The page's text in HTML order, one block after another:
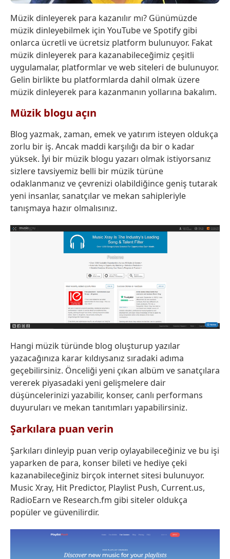
Müzik dinleyerek para kazanılır mı? Günümüzde
müzik dinleyebilmek için YouTube ve Spotify gibi
onlarca ücretli ve ücretsiz platform bulunuyor. Fakat
müzik dinleyerek para kazanabileceğimiz çeşitli
uygulamalar, platformlar ve web siteleri de bulunuyor.
Gelin birlikte bu platformlarda dahil olmak üzere
müzik dinleyerek para kazanmanın yollarına bakalım.
Müzik blogu açın
Blog yazmak, zaman, emek ve yatırım isteyen oldukça
zorlu bir iş. Ancak maddi karşılığı da bir o kadar
yüksek. İyi bir müzik blogu yazarı olmak istiyorsanız
sizlere tavsiyemiz belli bir müzik türüne
odaklanmanız ve çevrenizi olabildiğince geniş tutarak
yeni insanlar, sanatçılar ve mekan sahipleriyle
tanışmaya hazır olmalısınız.
Hangi müzik türünde blog oluşturup yazılar
yazacağınıza karar kıldıysanız sıradaki adıma
geçebilirsiniz. Önceliği yeni çıkan albüm ve sanatçılara
vererek piyasadaki yeni gelişmelere dair
düşüncelerinizi yazabilir, konser, canlı performans
duyuruları ve mekan tanıtımları yapabilirsiniz.
Şarkılara puan verin
Şarkıları dinleyip puan verip oylayabileceğiniz ve bu işi
yaparken de para, konser bileti ve hediye çeki
kazanabileceğiniz birçok internet sitesi bulunuyor.
Music Xray, Hit Predictor, Playlist Push, Current.us,
RadioEarn ve Research.fm gibi siteler oldukça
popüler ve güvenilirdir.